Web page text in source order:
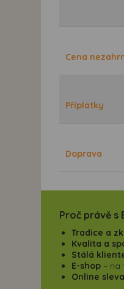
Cena
Příplatky
Doprava
Proč právě s
Tradice a
Kvalita a
Stálá
E-shop – na
Online sleva